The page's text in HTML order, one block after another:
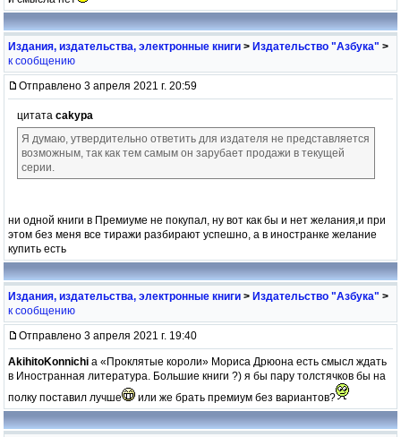
Издания, издательства, электронные книги > Издательство "Азбука" >
к сообщению
Отправлено 3 апреля 2021 г. 20:59
цитата cakypa
Я думаю, утвердительно ответить для издателя не представляется
возможным, так как тем самым он зарубает продажи в текущей
серии.
ни одной книги в Премиуме не покупал, ну вот как бы и нет желания,и при
этом без меня все тиражи разбирают успешно, а в иностранке желание
купить есть
Издания, издательства, электронные книги > Издательство "Азбука" >
к сообщению
Отправлено 3 апреля 2021 г. 19:40
AkihitoKonnichi а «Проклятые короли» Мориса Дрюона есть смысл ждать
в Иностранная литература. Большие книги ?) я бы пару толстячков бы на
полку поставил лучше
или же брать премиум без вариантов?